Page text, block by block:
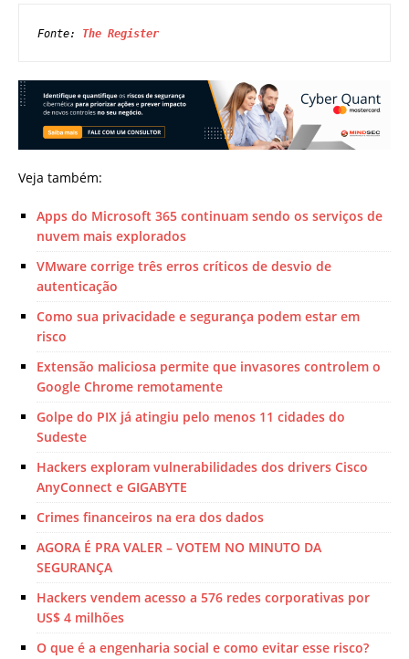
Fonte: The Register
Veja também:
Apps do Microsoft 365 continuam sendo os serviços de
nuvem mais explorados
VMware corrige três erros críticos de desvio de
autenticação
Como sua privacidade e segurança podem estar em
risco
Extensão maliciosa permite que invasores controlem o
Google Chrome remotamente
Golpe do PIX já atingiu pelo menos 11 cidades do
Sudeste
Hackers exploram vulnerabilidades dos drivers Cisco
AnyConnect e GIGABYTE
Crimes financeiros na era dos dados
AGORA É PRA VALER – VOTEM NO MINUTO DA
SEGURANÇA
Hackers vendem acesso a 576 redes corporativas por
US$ 4 milhões
O que é a engenharia social e como evitar esse risco?